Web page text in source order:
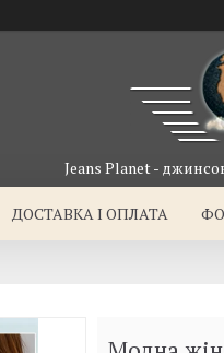
Jeans Planet -
ДОСТАВКА I ОПЛАТА